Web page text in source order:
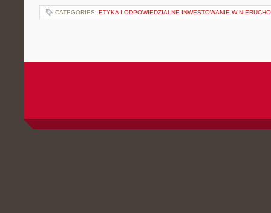
CATEGORIES: ETYKA I ODPOWIEDZIALNE INWESTOWANIE W